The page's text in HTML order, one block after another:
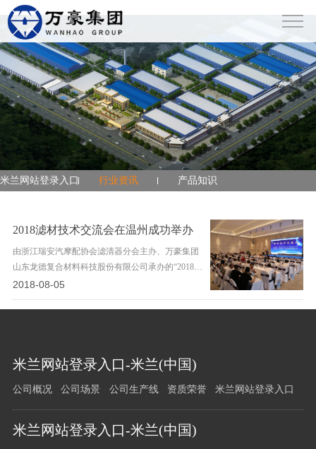
米兰网站登录入口
米兰网站登录入口 行业资讯 产品知识
2018滤材技术交流会在温州成功举办
由浙江瑞安汽摩配协会滤清器分会主办、万豪集团
山东龙德复合材料科技股份有限公司承办的“2018滤
材技术交流会”于8月4日在浙江温州举行。浙江瑞安
滤清器协会会长、浙江环球滤清器公司董事长刘万
及80余…
2018-08-05
米兰网站登录入口-米兰(中国)
公司概况 公司场景 公司生产线 资质荣誉 米兰网站登录入口
米兰网站登录入口-米兰(中国)